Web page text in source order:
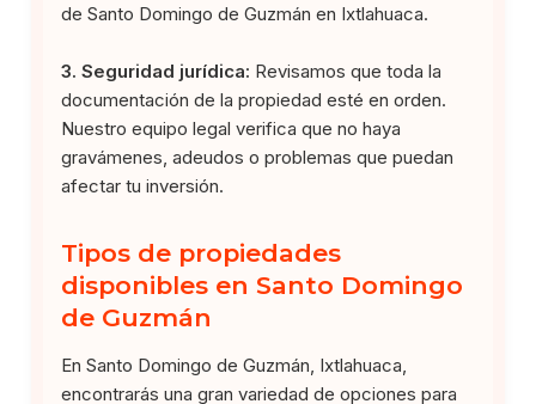
de Santo Domingo de Guzmán en Ixtlahuaca.
3. Seguridad jurídica: Revisamos que toda la
documentación de la propiedad esté en orden.
Nuestro equipo legal verifica que no haya
gravámenes, adeudos o problemas que puedan
afectar tu inversión.
Tipos de propiedades
disponibles en Santo Domingo
de Guzmán
En Santo Domingo de Guzmán, Ixtlahuaca,
encontrarás una gran variedad de opciones para